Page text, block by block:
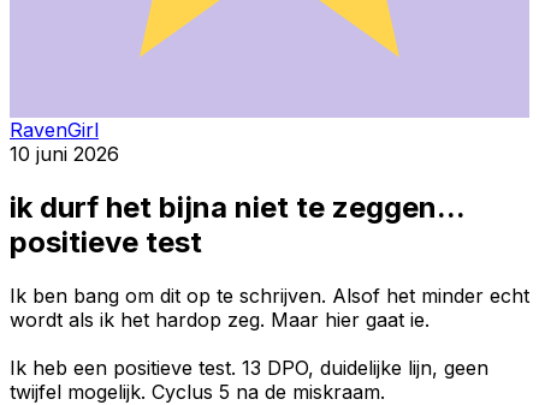
RavenGirl
10 juni 2026
ik durf het bijna niet te zeggen...
positieve test
Ik ben bang om dit op te schrijven. Alsof het minder echt
wordt als ik het hardop zeg. Maar hier gaat ie.
Ik heb een positieve test. 13 DPO, duidelijke lijn, geen
twijfel mogelijk. Cyclus 5 na de miskraam.